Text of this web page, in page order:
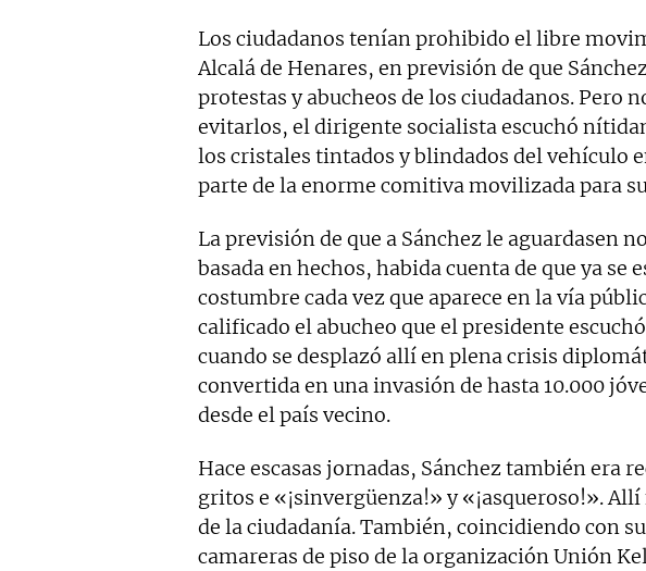
Los ciudadanos tenían prohibido el libre
Alcalá de Henares, en previsión de que
protestas y abucheos de los ciudadanos. Pero
evitarlos, el dirigente socialista escuchó
los cristales tintados y blindados del vehículo
parte de la enorme comitiva movilizada para
La previsión de que a Sánchez le aguardasen
basada en hechos, habida cuenta de que ya se
costumbre cada vez que aparece en la vía
calificado el abucheo que el presidente
cuando se desplazó allí en plena crisis
convertida en una invasión de hasta 10.000
desde el país vecino.
Hace escasas jornadas, Sánchez también era
gritos e «¡sinvergüenza!» y «¡asqueroso!».
de la ciudadanía. También, coincidiendo con
camareras de piso de la organización Unión